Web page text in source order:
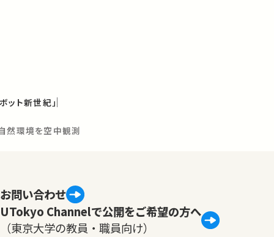
ット新世紀」
然環境を空中観測
お問い合わせ
UTokyo Channelで公開をご希望の方へ
（東京大学の教員・職員向け）